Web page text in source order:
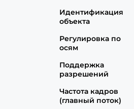
Идентификация
объекта
Регулировка по
осям
Поддержка
разрешений
Частота кадров
(главный поток)